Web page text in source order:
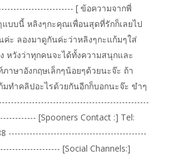
[ ข้อความจากพี่
บบนี้ หลิงๆกะคุณเพื่อนสุดที่รักก็เลยไป
ค่ะ ลองมาดูกันค่ะว่าหลิงๆกะแก้มๆใส่
หวังว่าทุกคนจะได้ทั้งความสนุกและ
าษาอังกฤษเล็กๆน้อยๆด้วยนะจ๊ะ ถ้า
มทำคลิปอะไรด้วยกันอีกก็บอกนะจ๊ะ ขำๆ
[Spooners Contact :] Tel:
----------------------------------------------
[Social Channels:]